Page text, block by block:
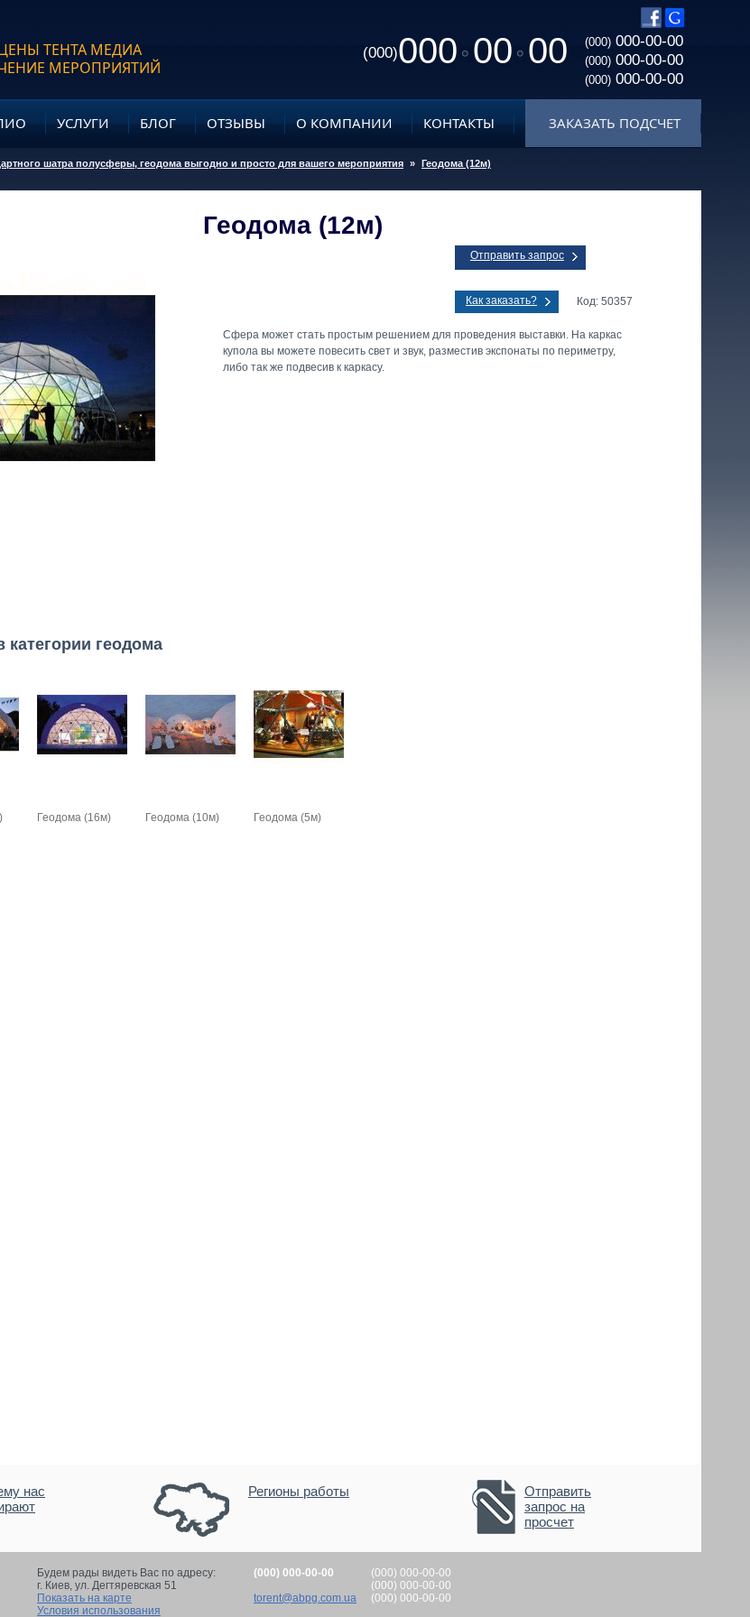
ТЕНТА МЕДИА
МЕРОПРИЯТИЙ
(000)000 00 00 (000) 000-00-00
(000) 000-00-00
(000) 000-00-00
УСЛУГИ БЛОГ ОТЗЫВЫ О КОМПАНИИ КОНТАКТЫ ЗАКАЗАТЬ ПОДСЧЕТ
шатра полусферы, геодома выгодно и просто для вашего мероприятия » Геодома (12м)
Геодома (12м)
Отправить запрос
Как заказать? Код: 50357
Сфера может стать простым решением для проведения выставки. На каркас
купола вы можете повесить свет и звук, разместив экспонаты по периметру,
либо так же подвесив к каркасу.
геодома
Геодома (16м) Геодома (10м) Геодома (5м)
нас
Регионы работы
Отправить
запрос на
просчет
Будем рады видеть Вас по адресу:
г. Киев, ул. Дегтяревская 51
Показать на карте
Условия использования
(000) 000-00-00
torent@abpg.com.ua
(000) 000-00-00
(000) 000-00-00
(000) 000-00-00